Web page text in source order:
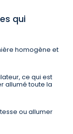
qui
homogène et
ce qui est
allumé toute la
ou allumer